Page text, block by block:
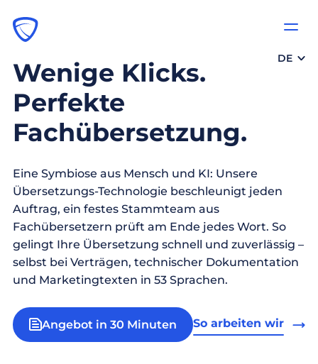
DE
Wenige Klicks.
Perfekte
Fachübersetzung.
Eine Symbiose aus Mensch und KI: Unsere
Übersetzungs-Technologie beschleunigt jeden
Auftrag, ein festes Stammteam aus
Fachübersetzern prüft am Ende jedes Wort. So
gelingt Ihre Übersetzung schnell und zuverlässig –
selbst bei Verträgen, technischer Dokumentation
und Marketingtexten in 53 Sprachen.
Angebot in 30 Minuten So arbeiten wir